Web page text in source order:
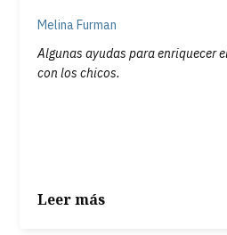
Melina Furman
Algunas ayudas para enriquecer
con los chicos.
Leer más